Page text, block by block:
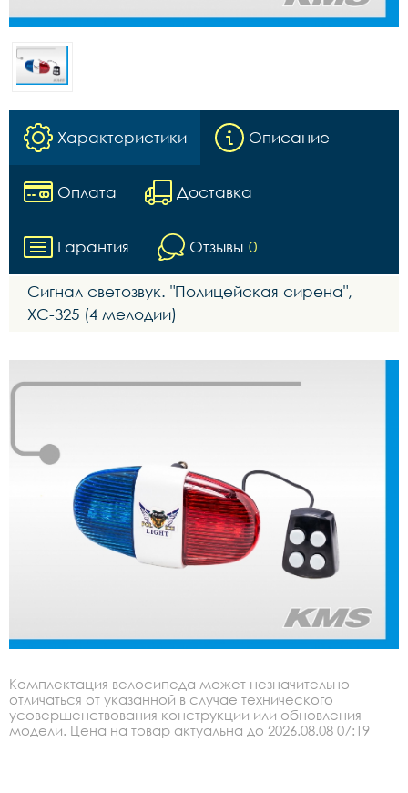
Характеристики Описание
Оплата Доставка
Гарантия Отзывы 0
Сигнал светозвук. "Полицейская сирена",
XC-325 (4 мелодии)
Комплектация велосипеда может незначительно
отличаться от указанной в случае технического
усовершенствования конструкции или обновления
модели. Цена на товар актуальна до 2026.08.08 07:19